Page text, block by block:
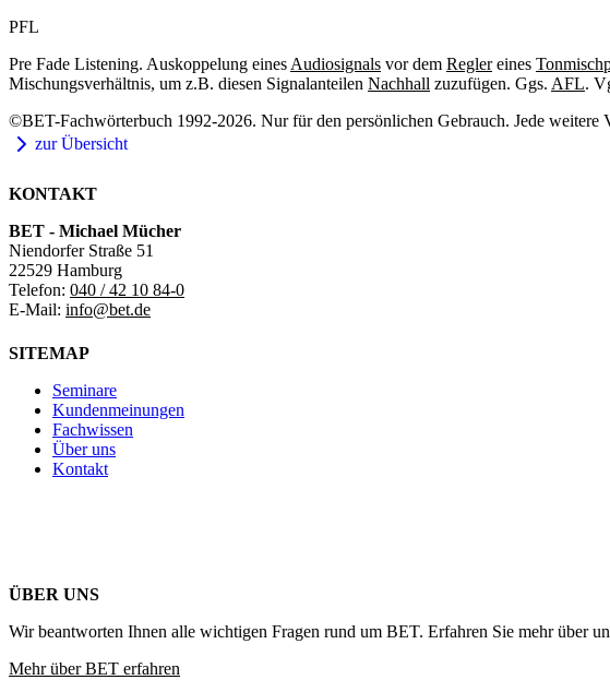
PFL
Pre Fade Listening. Auskoppelung eines Audiosignals vor dem Reglereines
Mischungsverhältnis, um z.B. diesen Signalanteilen Nachhall zuzufügen. Ggs. AFL.
©BET-Fachwörterbuch 1992-2026. Nur für den persönlichen Gebrauch. Jede weitere
zur Übersicht
KONTAKT
BET - Michael Mücher
Niendorfer Straße 51
22529 Hamburg
Telefon: 040 / 42 10 84-0
E-Mail: info@bet.de
SITEMAP
Seminare
Kundenmeinungen
Fachwissen
Über uns
Kontakt
ÜBER UNS
Wir beantworten Ihnen alle wichtigen Fragen rund um BET. Erfahren Sie mehr über
Mehr über BET erfahren